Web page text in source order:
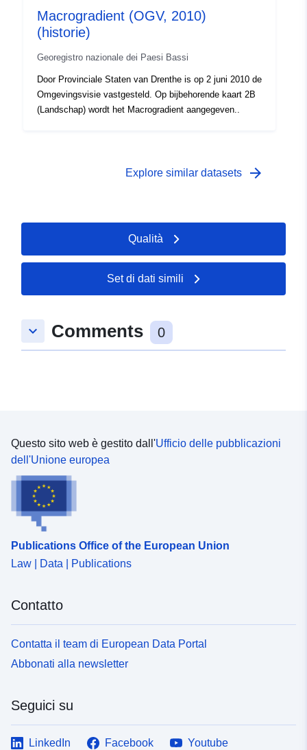
Macrogradient (OGV, 2010)
(historie)
Georegistro nazionale dei Paesi Bassi
Door Provinciale Staten van Drenthe is op 2 juni 2010 de
Omgevingsvisie vastgesteld. Op bijbehorende kaart 2B
(Landschap) wordt het Macrogradient aangegeven..
Explore similar datasets arrow_forward
Qualità
Set di dati simili
keyboard_arrow_down Comments 0
Questo sito web è gestito dall'Ufficio delle pubblicazioni
dell'Unione europea
Publications Office of the European Union
Law | Data | Publications
Contatto
Contatta il team di European Data Portal
Abbonati alla newsletter
Seguici su
LinkedIn Facebook
Youtube